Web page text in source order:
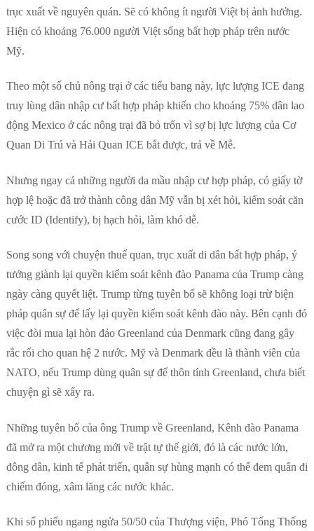
trục xuất về nguyên quán. Sẽ có không ít người Việt bị ảnh hưởng.
Hiện có khoảng 76.000 người Việt sống bất hợp pháp trên nước
Mỹ.
Theo một số chủ nông trại ở các tiểu bang này, lực lượng ICE đang
truy lùng dân nhập cư bất hợp pháp khiến cho khoảng 75% dân lao
động Mexico ở các nông trại đã bỏ trốn vì sợ bị lực lượng của Cơ
Quan Di Trú và Hải Quan ICE bắt được, trả về Mễ.
Nhưng ngay cả những người da mầu nhập cư hợp pháp, có giấy tờ
hợp lệ hoặc đã trở thành công dân Mỹ vẫn bị xét hỏi, kiểm soát căn
cước ID (Identify), bị hạch hỏi, làm khó dễ.
Song song với chuyện thuế quan, trục xuất di dân bất hợp pháp, ý
tưởng giành lại quyền kiểm soát kênh đào Panama của Trump càng
ngày càng quyết liệt. Trump từng tuyên bố sẽ không loại trừ biện
pháp quân sự để lấy lại quyền kiểm soát kênh đào này. Bên cạnh đó
việc đòi mua lại hòn đảo Greenland của Denmark cũng đang gây
rắc rối cho quan hệ 2 nước. Mỹ và Denmark đều là thành viên của
NATO, nếu Trump dùng quân sự để thôn tính Greenland, chưa biết
chuyện gì sẽ xẩy ra.
Những tuyên bố của ông Trump về Greenland, Kênh đào Panama
đã mở ra một chương mới về trật tự thế giới, đó là các nước lớn,
đông dân, kinh tế phát triển, quân sự hùng mạnh có thể đem quân đi
chiếm đóng, xâm lăng các nước khác.
Khi số phiếu ngang ngửa 50/50 của Thượng viện, Phó Tổng Thống